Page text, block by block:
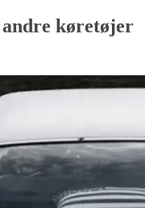
køretøjer